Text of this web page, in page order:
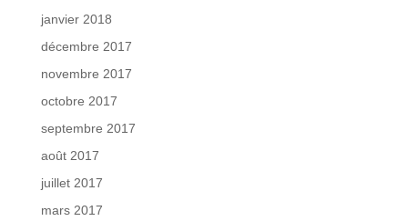
janvier 2018
décembre 2017
novembre 2017
octobre 2017
septembre 2017
août 2017
juillet 2017
mars 2017